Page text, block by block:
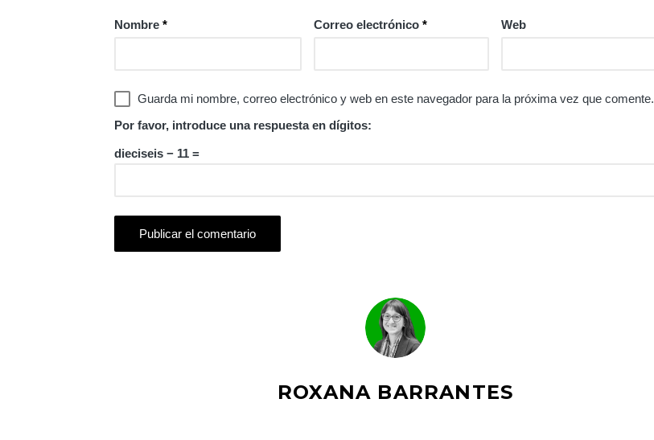
Nombre * Correo electrónico * Web
Guarda mi nombre, correo electrónico y web en este navegador para la próxima vez que comente.
Por favor, introduce una respuesta en dígitos:
dieciseis − 11 =
ROXANA BARRANTES